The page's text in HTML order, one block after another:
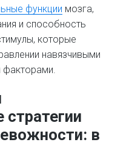
функции мозга,
и способность
которые
навязчивыми
в